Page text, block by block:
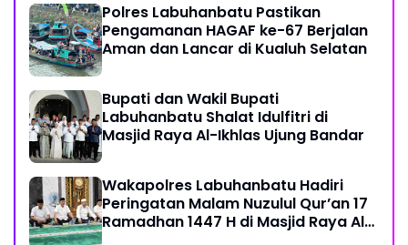
Polres Labuhanbatu Pastikan
Pengamanan HAGAF ke-67 Berjalan
Aman dan Lancar di Kualuh Selatan
Bupati dan Wakil Bupati
Labuhanbatu Shalat Idulfitri di
Masjid Raya Al-Ikhlas Ujung Bandar
Wakapolres Labuhanbatu Hadiri
Peringatan Malam Nuzulul Qur’an 17
Ramadhan 1447 H di Masjid Raya Al-